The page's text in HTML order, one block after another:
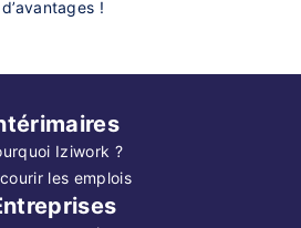
d’avantages !
Iziwork ?
les emplois